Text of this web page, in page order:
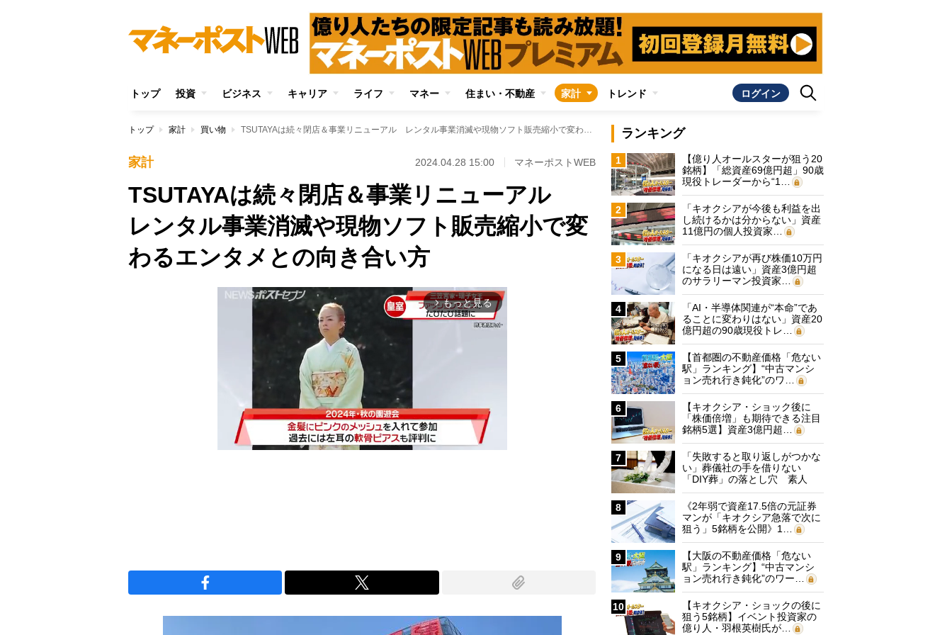
トップ 投資 ビジネス キャリア ライフ マネー 住まい・不動産 家計 トレンド ログイン
トップ 家計 買い物 TSUTAYAは続々閉店＆事業リニューアル レンタル事業消滅や現物ソフト販売縮小で変わるエンタメとの向き合い方
家計 2024.04.28 15:00 マネーポストWEB
TSUTAYAは続々閉店＆事業リニューアル
レンタル事業消滅や現物ソフト販売縮小で変
わるエンタメとの向き合い方
arrow_forward_ios もっと見る
ランキング
1
【億り人オールスターが狙う20
銘柄】「総資産69億円超」90歳
現役トレーダーから“1…
2
「キオクシアが今後も利益を出
し続けるかは分からない」資産
11億円の個人投資家…
3
「キオクシアが再び株価10万円
になる日は遠い」資産3億円超
のサラリーマン投資家…
4
「AI・半導体関連が“本命”であ
ることに変わりはない」資産20
億円超の90歳現役トレ…
5
【首都圏の不動産価格「危ない
駅」ランキング】“中古マンシ
ョン売れ行き鈍化”のワ…
6
【キオクシア・ショック後に
「株価倍増」も期待できる注目
銘柄5選】資産3億円超…
7
「失敗すると取り返しがつかな
い」葬儀社の手を借りない
「DIY葬」の落とし穴 素人
に…
8
《2年弱で資産17.5倍の元証券
マンが「キオクシア急落で次に
狙う」5銘柄を公開》1…
9
【大阪の不動産価格「危ない
駅」ランキング】“中古マンシ
ョン売れ行き鈍化”のワー…
10
【キオクシア・ショックの後に
狙う5銘柄】イベント投資家の
億り人・羽根英樹氏が…